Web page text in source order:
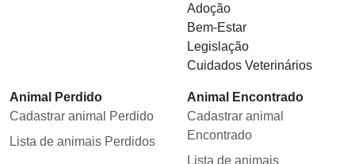
Adoção
Bem-Estar
Legislação
Cuidados Veterinários
Animal Perdido
Cadastrar animal Perdido
Lista de animais Perdidos
Animal Encontrado
Cadastrar animal
Encontrado
Lista de animais